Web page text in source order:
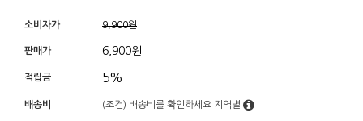
소비자가 9,900원
판매가 6,900원
적립금 5%
배송비 (조건) 배송비를 확인하세요 지역별